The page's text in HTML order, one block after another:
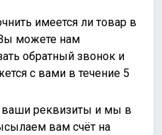
имеется ли товар в
можете нам
обратный звонок и
с вами в течение 5
ваши реквизиты и мы в
вам счёт на